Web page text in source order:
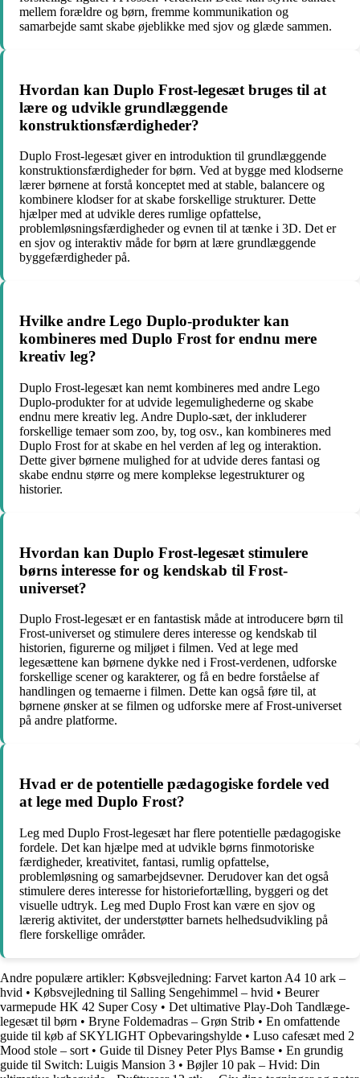
mellem forældre og børn, fremme kommunikation og
samarbejde samt skabe øjeblikke med sjov og glæde sammen.
Hvordan kan Duplo Frost-legesæt bruges til at
lære og udvikle grundlæggende
konstruktionsfærdigheder?
Duplo Frost-legesæt giver en introduktion til grundlæggende
konstruktionsfærdigheder for børn. Ved at bygge med klodserne
lærer børnene at forstå konceptet med at stable, balancere og
kombinere klodser for at skabe forskellige strukturer. Dette
hjælper med at udvikle deres rumlige opfattelse,
problemløsningsfærdigheder og evnen til at tænke i 3D. Det er
en sjov og interaktiv måde for børn at lære grundlæggende
byggefærdigheder på.
Hvilke andre Lego Duplo-produkter kan
kombineres med Duplo Frost for endnu mere
kreativ leg?
Duplo Frost-legesæt kan nemt kombineres med andre Lego
Duplo-produkter for at udvide legemulighederne og skabe
endnu mere kreativ leg. Andre Duplo-sæt, der inkluderer
forskellige temaer som zoo, by, tog osv., kan kombineres med
Duplo Frost for at skabe en hel verden af leg og interaktion.
Dette giver børnene mulighed for at udvide deres fantasi og
skabe endnu større og mere komplekse legestrukturer og
historier.
Hvordan kan Duplo Frost-legesæt stimulere
børns interesse for og kendskab til Frost-
universet?
Duplo Frost-legesæt er en fantastisk måde at introducere børn til
Frost-universet og stimulere deres interesse og kendskab til
historien, figurerne og miljøet i filmen. Ved at lege med
legesættene kan børnene dykke ned i Frost-verdenen, udforske
forskellige scener og karakterer, og få en bedre forståelse af
handlingen og temaerne i filmen. Dette kan også føre til, at
børnene ønsker at se filmen og udforske mere af Frost-universet
på andre platforme.
Hvad er de potentielle pædagogiske fordele ved
at lege med Duplo Frost?
Leg med Duplo Frost-legesæt har flere potentielle pædagogiske
fordele. Det kan hjælpe med at udvikle børns finmotoriske
færdigheder, kreativitet, fantasi, rumlig opfattelse,
problemløsning og samarbejdsevner. Derudover kan det også
stimulere deres interesse for historiefortælling, byggeri og det
visuelle udtryk. Leg med Duplo Frost kan være en sjov og
lærerig aktivitet, der understøtter barnets helhedsudvikling på
flere forskellige områder.
Andre populære artikler: Købsvejledning: Farvet karton A4 10 ark –
hvid • Købsvejledning til Salling Sengehimmel – hvid • Beurer
varmepude HK 42 Super Cosy • Det ultimative Play-Doh Tandlæge-
legesæt til børn • Bryne Foldemadras – Grøn Strib • En omfattende
guide til køb af SKYLIGHT Opbevaringshylde • Luso cafesæt med 2
Mood stole – sort • Guide til Disney Peter Plys Bamse • En grundig
guide til Switch: Luigis Mansion 3 • Bøjler 10 pak – Hvid: Din